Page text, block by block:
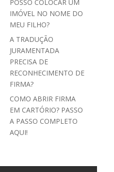
POSSO COLOCAR UM
IMÓVEL NO NOME DO
MEU FILHO?
A TRADUÇÃO
JURAMENTADA
PRECISA DE
RECONHECIMENTO DE
FIRMA?
COMO ABRIR FIRMA
EM CARTÓRIO? PASSO
A PASSO COMPLETO
AQUI!